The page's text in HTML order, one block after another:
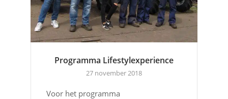
Programma Lifestylexperience
27 november 2018
Voor het programma